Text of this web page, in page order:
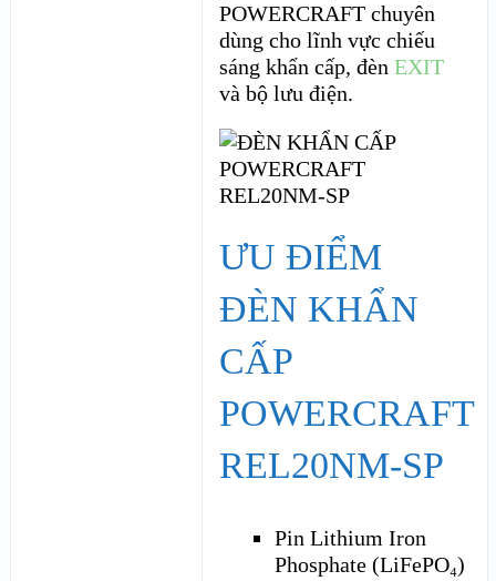
POWERCRAFT chuyên
dùng cho lĩnh vực chiếu
sáng khẩn cấp, đènEXIT
và bộ lưu điện.
ƯU ĐIỂM
ĐÈN KHẨN
CẤP
POWERCRAFT
REL20NM-SP
Pin Lithium Iron
Phosphate (LiFePO₄)